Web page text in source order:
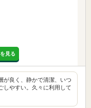
見る
が良く、静かで清潔、いつ
しやすい。久々に利用して